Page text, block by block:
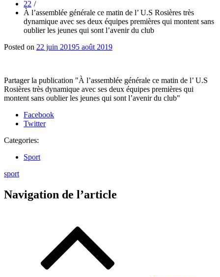
22
À l’assemblée générale ce matin de l’ U.S Rosières très
dynamique avec ses deux équipes premières qui montent sans
oublier les jeunes qui sont l’avenir du club
Posted on 22 juin 20195 août 2019
Partager la publication "À l’assemblée générale ce matin de l’ U.S
Rosières très dynamique avec ses deux équipes premières qui
montent sans oublier les jeunes qui sont l’avenir du club"
Facebook
Twitter
Categories:
Sport
sport
Navigation de l’article